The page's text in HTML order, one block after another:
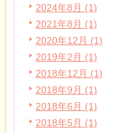
2024年8月 (1)
2021年8月 (1)
2020年12月 (1)
2019年2月 (1)
2018年12月 (1)
2018年9月 (1)
2018年6月 (1)
2018年5月 (1)